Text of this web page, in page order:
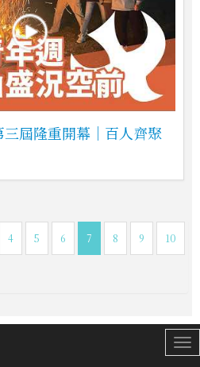
三屆隆重開幕｜百人齊聚
4 5 6 7 8 9 10